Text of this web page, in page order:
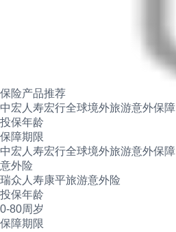
保险产品推荐
中宏人寿宏行全球境外旅游意外保障
投保年龄
保障期限
中宏人寿宏行全球境外旅游意外保障
意外险
瑞众人寿康平旅游意外险
投保年龄
0-80周岁
保障期限